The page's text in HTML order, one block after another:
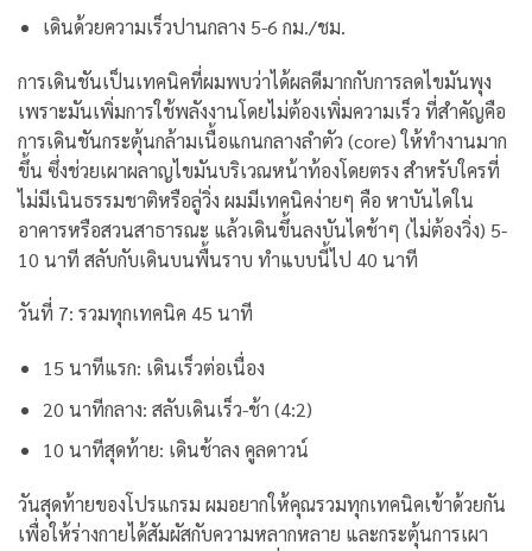
เดินด้วยความเร็วปานกลาง 5-6 กม./ชม.
การเดินชันเป็นเทคนิคที่ผมพบว่าได้ผลดีมากกับการลดไขมันพุง
เพราะมันเพิ่มการใช้พลังงานโดยไม่ต้องเพิ่มความเร็ว ที่สำคัญคือ
การเดินชันกระตุ้นกล้ามเนื้อแกนกลางลำตัว (core) ให้ทำงานมาก
ขึ้น ซึ่งช่วยเผาผลาญไขมันบริเวณหน้าท้องโดยตรง สำหรับใครที่
ไม่มีเนินธรรมชาติหรือลู่วิ่ง ผมมีเทคนิคง่ายๆ คือ หาบันไดใน
อาคารหรือสวนสาธารณะ แล้วเดินขึ้นลงบันไดช้าๆ (ไม่ต้องวิ่ง) 5-
10 นาที สลับกับเดินบนพื้นราบ ทำแบบนี้ไป 40 นาที
วันที่ 7: รวมทุกเทคนิค 45 นาที
15 นาทีแรก: เดินเร็วต่อเนื่อง
20 นาทีกลาง: สลับเดินเร็ว-ช้า (4:2)
10 นาทีสุดท้าย: เดินช้าลง คูลดาวน์
วันสุดท้ายของโปรแกรม ผมอยากให้คุณรวมทุกเทคนิคเข้าด้วยกัน
เพื่อให้ร่างกายได้สัมผัสกับความหลากหลาย และกระตุ้นการเผา